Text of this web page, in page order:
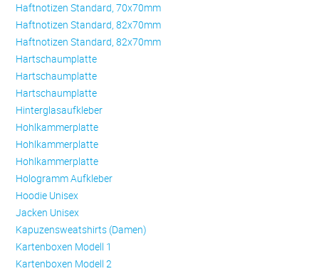
Haftnotizen Standard, 70x70mm
Haftnotizen Standard, 82x70mm
Haftnotizen Standard, 82x70mm
Hartschaumplatte
Hartschaumplatte
Hartschaumplatte
Hinterglasaufkleber
Hohlkammerplatte
Hohlkammerplatte
Hohlkammerplatte
Hologramm Aufkleber
Hoodie Unisex
Jacken Unisex
Kapuzensweatshirts (Damen)
Kartenboxen Modell 1
Kartenboxen Modell 2